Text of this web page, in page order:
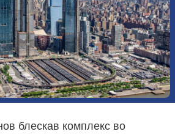
блескав комплекс во